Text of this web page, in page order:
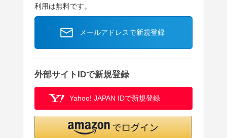
利用は無料です。
メールアドレスで新規登録
外部サイトIDで新規登録
Yahoo! JAPAN IDで新規登録